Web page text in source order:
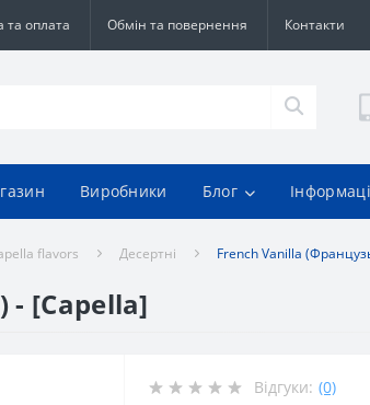
та оплата Обмін та повернення Контакти
Виробники Блог
flavors Десертні French Vanilla
- [Capella]
Відгуки: (0)